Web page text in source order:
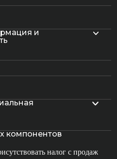
и
компонентов
налог с продаж